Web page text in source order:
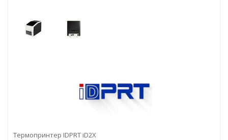
Термопринтер IDPRT iD2X